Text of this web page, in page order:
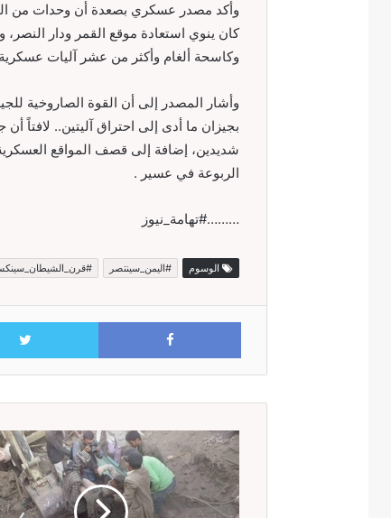
وأكد مصدر عسكري بصعدة أن وحدات من
كان ينوي استعادة موقع القمر ودار
وكاسحة ألغام وأكثر من عشر آليات
وأشار المصدر إلى أن القوة الصاروخية
بجيزان ما أدى إلى احتراق آليتين.. لافتاً
شديدين، إضافة إلى قصف المواقع
الربوعة في عسير .
………#تهامة_نيوز
الوسوم #اليمن_سينتصر
Facebook